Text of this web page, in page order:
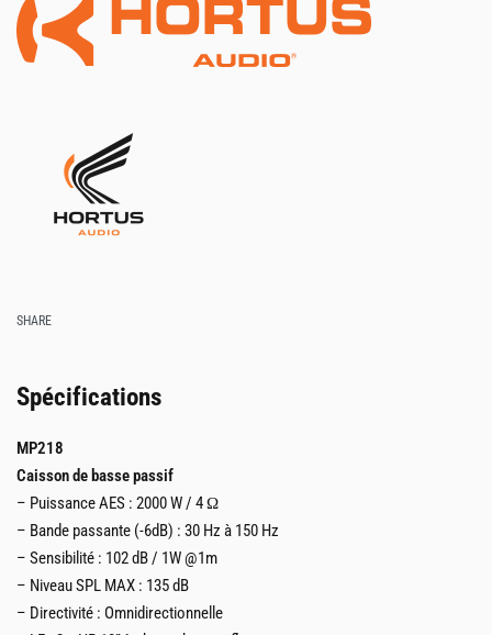
SHARE
Spécifications
MP218
Caisson de basse passif
– Puissance AES : 2000 W / 4 Ω
– Bande passante (-6dB) : 30 Hz à 150 Hz
– Sensibilité : 102 dB / 1W @1m
– Niveau SPL MAX : 135 dB
– Directivité : Omnidirectionnelle